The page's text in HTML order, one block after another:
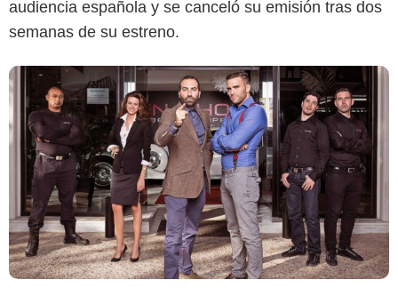
audiencia española y se canceló su emisión tras dos
semanas de su estreno.